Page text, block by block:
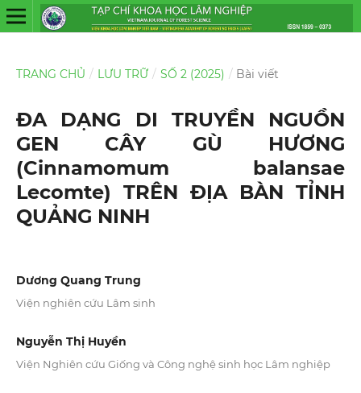
TRANG CHỦ / LƯU TRỮ / SỐ 2 (2025) / Bài viết
ĐA DẠNG DI TRUYỀN NGUỒN
GEN CÂY GÙ HƯƠNG
(Cinnamomum balansae
Lecomte) TRÊN ĐỊA BÀN TỈNH
QUẢNG NINH
Dương Quang Trung
Viện nghiên cứu Lâm sinh
Nguyễn Thị Huyền
Viện Nghiên cứu Giống và Công nghệ sinh học Lâm nghiệp